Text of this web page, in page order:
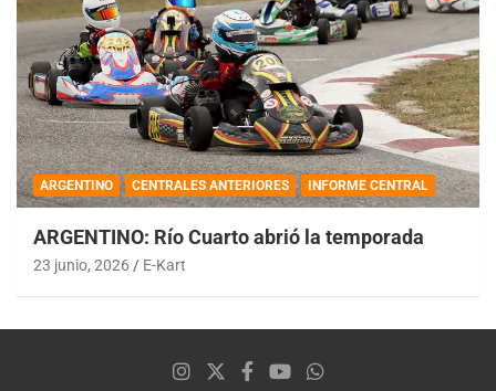
ARGENTINO CENTRALES ANTERIORES INFORME CENTRAL
ARGENTINO: Río Cuarto abrió la temporada
23 junio, 2026 E-Kart